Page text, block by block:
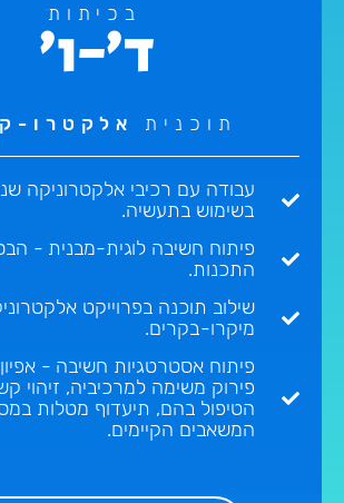
בכיתות
ד'-ו'
תוכנית אלקטרו-
עבודה עם רכיבי אלקטרוניקה
בשימוש בתעשיה.
פיתוח חשיבה לוגית-מבנית -
התכנות.
שילוב תוכנה בפרוייקט
מיקרו-בקרים.
פיתוח אסטרטגיות חשיבה -
פירוק משימה למרכיביה, זיהוי
הטיפול בהם, תיעדוף מטלות
המשאבים הקיימים.